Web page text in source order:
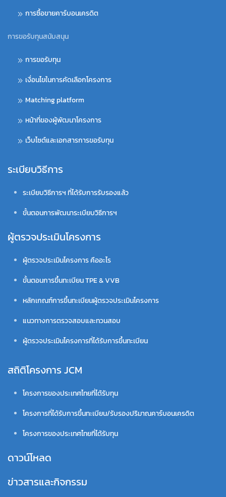
การซื้อขายคาร์บอนเครดิต
การขอรับทุนสนับสนุน
การขอรับทุน
เงื่อนไขในการคัดเลือกโครงการ
Matching platform
หน้าที่ของผู้พัฒนาโครงการ
เว็บไซต์และเอกสารการขอรับทุน
ระเบียบวิธีการ
ระเบียบวิธีการฯ ที่ได้รับการรับรองแล้ว
ขั้นตอนการพัฒนาระเบียบวิธีการฯ
ผู้ตรวจประเมินโครงการ
ผู้ตรวจประเมินโครงการ คืออะไร
ขั้นตอนการขึ้นทะเบียน TPE & VVB
หลักเกณฑ์การขึ้นทะเบียนผู้ตรวจประเมินโครงการ
แนวทางการตรวจสอบและทวนสอบ
ผู้ตรวจประเมินโครงการที่ได้รับการขึ้นทะเบียน
สถิติโครงการ JCM
โครงการของประเทศไทยที่ได้รับทุน
โครงการที่ได้รับการขึ้นทะเบียน/รับรองปริมาณคาร์บอนเครดิต
โครงการของประเทศไทยที่ได้รับทุน
ดาวน์โหลด
ข่าวสารและกิจกรรม